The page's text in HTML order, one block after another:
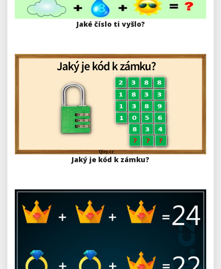
Jaké číslo ti vyšlo?
Jaký je kód k zámku?